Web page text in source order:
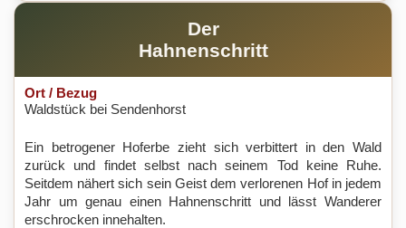
Der
Hahnenschritt
Ort / Bezug
Waldstück bei Sendenhorst
Ein betrogener Hoferbe zieht sich verbittert in den Wald
zurück und findet selbst nach seinem Tod keine Ruhe.
Seitdem nähert sich sein Geist dem verlorenen Hof in jedem
Jahr um genau einen Hahnenschritt und lässt Wanderer
erschrocken innehalten.